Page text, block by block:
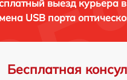
выезд курьера
USB порта
Бесплатная